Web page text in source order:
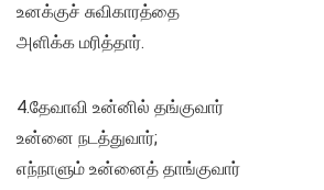
உனக்குச் சுவிகாரத்தை
அளிக்க மரித்தார்.
4.தேவாவி உன்னில் தங்குவார்
உன்னை நடத்துவார்;
எந்நாளும் உன்னைத் தாங்குவார்